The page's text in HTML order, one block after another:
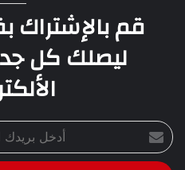
قم بالإشتراك
ليصلك كل
أدخل
بريدك
الإلكتروني